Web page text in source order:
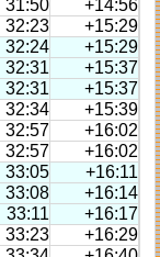
31:50
+14:56
32:23
+15:29
32:24
+15:29
32:31
+15:37
32:31
+15:37
32:34
+15:39
32:57
+16:02
32:57
+16:02
33:05
+16:11
33:08
+16:14
33:11
+16:17
33:23
+16:29